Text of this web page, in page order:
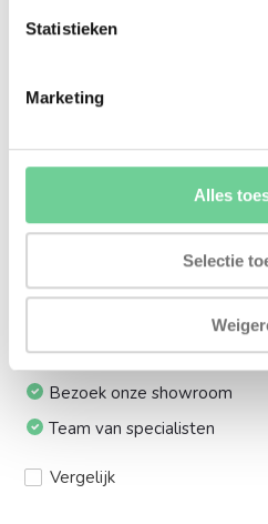
Statistieken
Marketing
Alles
Selectie
Meerprijs installeren begane
Ja (+€169,00)
Ik installeer de kluis graag
Ja, levering tot aan uw
24/7 bereikbaar
Bezoek onze showroom
Team van specialisten
Vergelijk